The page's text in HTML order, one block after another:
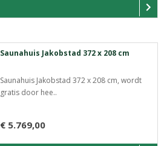
Saunahuis Jakobstad 372 x 208 cm
Saunahuis Jakobstad 372 x 208 cm, wordt
gratis door hee..
€ 5.769,00